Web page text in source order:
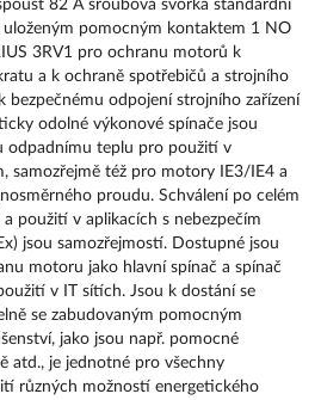
82 A šroubová svorka standardní
pomocným kontaktem 1 NO
3RV1 pro ochranu motorů k
a k ochraně spotřebičů a strojního
bezpečnému odpojení strojního zařízení
odolné výkonové spínače jsou
odpadnímu teplu pro použití v
samozřejmě též pro motory IE3/IE4 a
proudu. Schválení po celém
a použití v aplikacích s nebezpečím
jsou samozřejmostí. Dostupné jsou
motoru jako hlavní spínač a spínač
v IT sítích. Jsou k dostání se
se zabudovaným pomocným
jako jsou např. pomocné
atd., je jednotné pro všechny
různých možností energetického